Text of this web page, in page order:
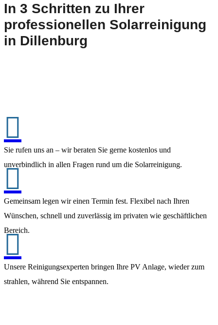
In 3 Schritten zu Ihrer
professionellen Solarreinigung
in Dillenburg

Sie rufen uns an – wir beraten Sie gerne kostenlos und
unverbindlich in allen Fragen rund um die Solarreinigung.

Gemeinsam legen wir einen Termin fest. Flexibel nach Ihren
Wünschen, schnell und zuverlässig im privaten wie geschäftlichen
Bereich.

Unsere Reinigungsexperten bringen Ihre PV Anlage, wieder zum
strahlen, während Sie entspannen.